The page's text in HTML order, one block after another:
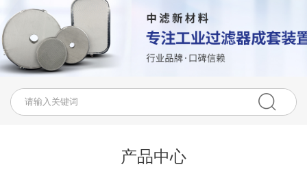
资质荣誉
客户案例
关于我们
产品中心